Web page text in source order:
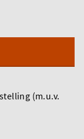
(m.u.v.